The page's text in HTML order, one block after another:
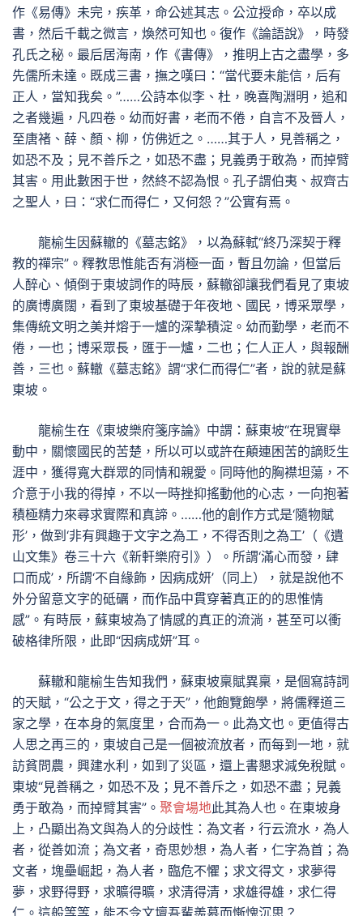
作《易傳》未完，疾革，命公述其志。公泣授命，卒以成
書，然后千載之微言，煥然可知也。復作《論語說》，時發
孔氏之秘。最后居海南，作《書傳》，推明上古之盡學，多
先儒所未達。既成三書，撫之嘆曰：“當代要未能信，后有
正人，當知我矣。”……公詩本似李、杜，晚喜陶淵明，追和
之者幾遍，凡四卷。幼而好書，老而不倦，自言不及晉人，
至唐褚、薛、顏、柳，仿佛近之。……其于人，見善稱之，
如恐不及；見不善斥之，如恐不盡；見義勇于敢為，而掉臂
其害。用此數困于世，然終不認為恨。孔子謂伯夷、叔齊古
之聖人，曰：“求仁而得仁，又何怨？”公實有焉。
龍榆生因蘇轍的《墓志銘》，以為蘇軾“終乃深契于釋
教的禪宗”。釋教思惟能否有消極一面，暫且勿論，但當后
人醉心、傾倒于東坡詞作的時辰，蘇轍卻讓我們看見了東坡
的廣博廣闊，看到了東坡基礎于年夜地、國民，博采眾學，
集傳統文明之美并熔于一爐的深摯積淀。幼而勤學，老而不
倦，一也；博采眾長，匯于一爐，二也；仁人正人，與報酬
善，三也。蘇轍《墓志銘》謂“求仁而得仁”者，說的就是蘇
東坡。
龍榆生在《東坡樂府箋序論》中謂：蘇東坡“在現實舉
動中，關懷國民的苦楚，所以可以或許在顛連困苦的謫貶生
涯中，獲得寬大群眾的同情和親愛。同時他的胸襟坦蕩，不
介意于小我的得掉，不以一時挫抑搖動他的心志，一向抱著
積極精力來尋求實際和真諦。……他的創作方式是‘隨物賦
形’，做到‘非有興趣于文字之為工，不得否則之為工’（《遺
山文集》卷三十六《新軒樂府引》）。所謂‘滿心而發，肆
口而成’，所謂‘不自緣飾，因病成妍’（同上），就是說他不
外分留意文字的砥礪，而作品中貫穿著真正的的思惟情
感”。有時辰，蘇東坡為了情感的真正的流淌，甚至可以衝
破格律所限，此即“因病成妍”耳。
蘇轍和龍榆生告知我們，蘇東坡稟賦異稟，是個寫詩詞
的天賦，“公之于文，得之于天”，他飽覽飽學，將儒釋道三
家之學，在本身的氣度里，合而為一。此為文也。更值得古
人思之再三的，東坡自己是一個被流放者，而每到一地，就
訪貧問農，興建水利，如到了災區，還上書懇求減免稅賦。
東坡“見善稱之，如恐不及；見不善斥之，如恐不盡；見義
勇于敢為，而掉臂其害”。 聚會場地此其為人也。在東坡身
上，凸顯出為文與為人的分歧性：為文者，行云流水，為人
者，從善如流；為文者，奇思妙想，為人者，仁字為首；為
文者，塊壘崛起，為人者，臨危不懼；求文得文，求夢得
夢，求野得野，求曠得曠，求清得清，求雄得雄，求仁得
仁。這般等等，能不令文壇吾輩羨慕而慚愧沉思？